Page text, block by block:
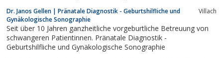
Dr. Janos Gellen | Pränatale Diagnostik - Geburtshilfliche und
Gynäkologische Sonographie
Villach
Seit über 10 Jahren ganzheitliche vorgeburtliche Betreuung von
schwangeren Patientinnen. Pränatale Diagnostik -
Geburtshilfliche und Gynäkologische Sonographie